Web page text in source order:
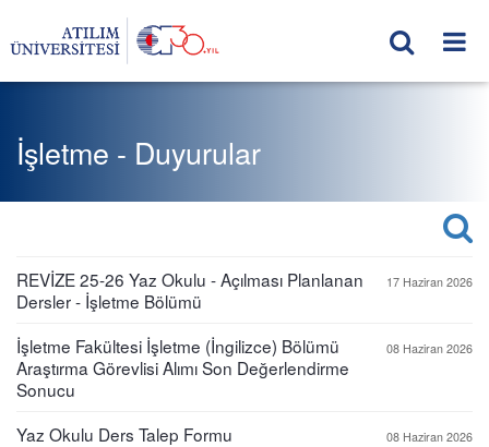
İşletme - Duyurular
REVİZE 25-26 Yaz Okulu - Açılması Planlanan
Dersler - İşletme Bölümü
17 Haziran 2026
İşletme Fakültesi İşletme (İngilizce) Bölümü
Araştırma Görevlisi Alımı Son Değerlendirme
Sonucu
08 Haziran 2026
Yaz Okulu Ders Talep Formu 08 Haziran 2026